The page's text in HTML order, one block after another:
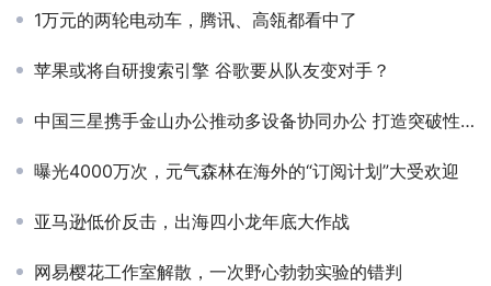
1万元的两轮电动车，腾讯、高瓴都看中了
苹果或将自研搜索引擎 谷歌要从队友变对手？
中国三星携手金山办公推动多设备协同办公 打造突破性办公新体验
曝光4000万次，元气森林在海外的“订阅计划”大受欢迎
亚马逊低价反击，出海四小龙年底大作战
网易樱花工作室解散，一次野心勃勃实验的错判